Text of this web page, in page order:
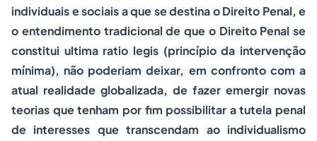
individuais e sociais a que se destina o Direito Penal, e
o entendimento tradicional de que o Direito Penal se
constitui ultima ratio legis (princípio da intervenção
mínima), não poderiam deixar, em confronto com a
atual realidade globalizada, de fazer emergir novas
teorias que tenham por fim possibilitar a tutela penal
de interesses que transcendam ao individualismo